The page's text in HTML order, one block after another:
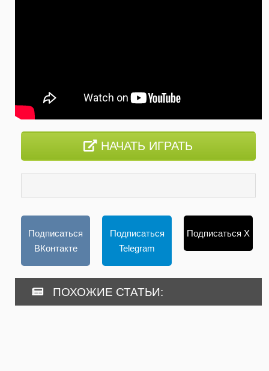
НАЧАТЬ ИГРАТЬ
Подписаться
ВКонтакте
Подписаться
Telegram
Подписаться X
ПОХОЖИЕ СТАТЬИ: